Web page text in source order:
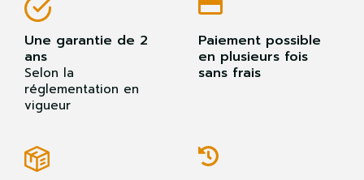
Une garantie de 2
ans
Selon la
réglementation en
vigueur
Paiement possible
en plusieurs fois
sans frais